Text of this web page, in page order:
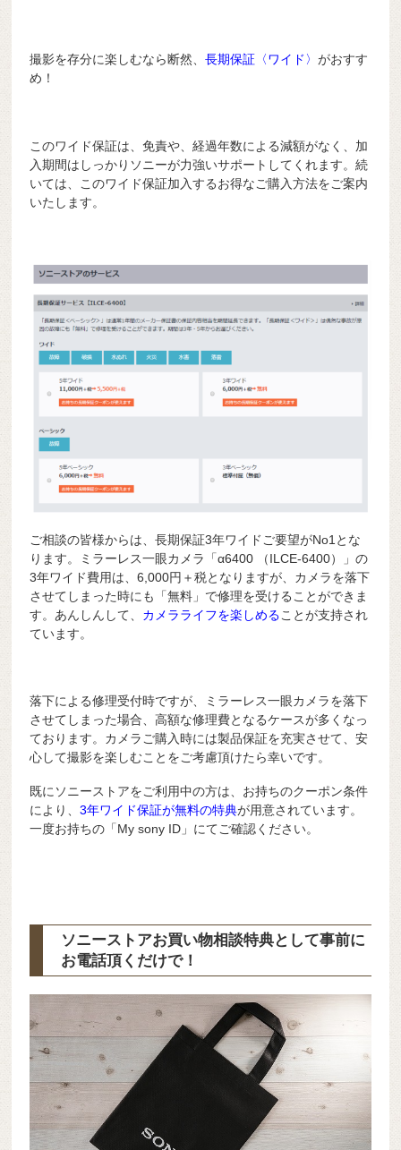
撮影を存分に楽しむなら断然、長期保証〈ワイド〉がおすす
め！
このワイド保証は、免責や、経過年数による減額がなく、加
入期間はしっかりソニーが力強いサポートしてくれます。続
いては、このワイド保証加入するお得なご購入方法をご案内
いたします。
ご相談の皆様からは、長期保証3年ワイドご要望がNo1とな
ります。ミラーレス一眼カメラ「α6400 （ILCE-6400）」の
3年ワイド費用は、6,000円＋税となりますが、カメラを落下
させてしまった時にも「無料」で修理を受けることができま
す。あんしんして、 カメラライフを楽しめることが支持され
ています。
落下による修理受付時ですが、ミラーレス一眼カメラを落下
させてしまった場合、高額な修理費となるケースが多くなっ
ております。カメラご購入時には製品保証を充実させて、安
心して撮影を楽しむことをご考慮頂けたら幸いです。
既にソニーストアをご利用中の方は、お持ちのクーポン条件
により、3年ワイド保証が無料の特典が用意されています。
一度お持ちの「My sony ID」にてご確認ください。
ソニーストアお買い物相談特典として事前に
お電話頂くだけで！